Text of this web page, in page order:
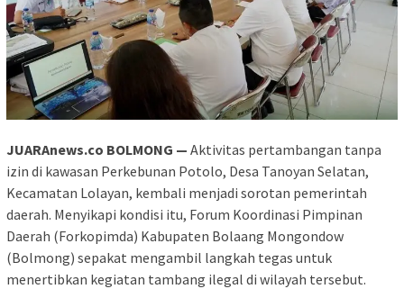
JUARAnews.co BOLMONG — Aktivitas pertambangan tanpa
izin di kawasan Perkebunan Potolo, Desa Tanoyan Selatan,
Kecamatan Lolayan, kembali menjadi sorotan pemerintah
daerah. Menyikapi kondisi itu, Forum Koordinasi Pimpinan
Daerah (Forkopimda) Kabupaten Bolaang Mongondow
(Bolmong) sepakat mengambil langkah tegas untuk
menertibkan kegiatan tambang ilegal di wilayah tersebut.